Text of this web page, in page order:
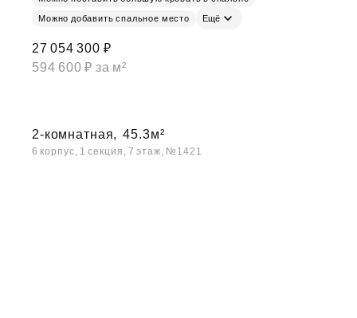
Можно добавить спальное место Ещё
27 054 300 ₽
594 600 ₽ за м²
2-комнатная, 45.3м²
6 корпус, 1 секция, 7 этаж, №1421